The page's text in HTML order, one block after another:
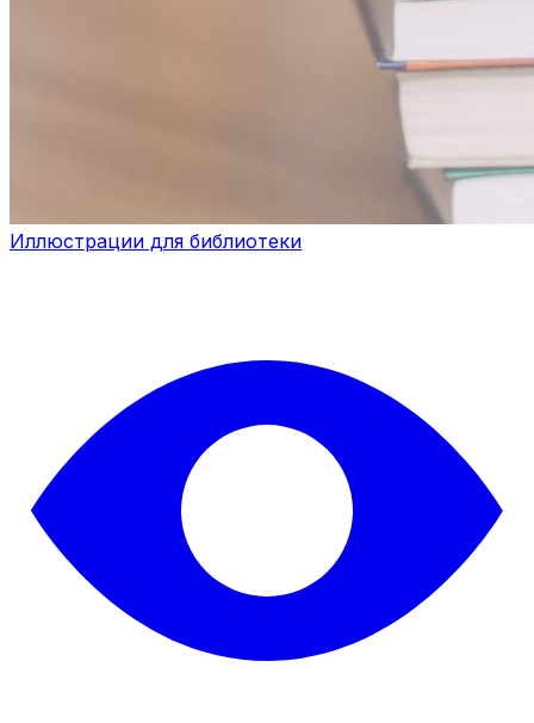
Иллюстрации для библиотеки